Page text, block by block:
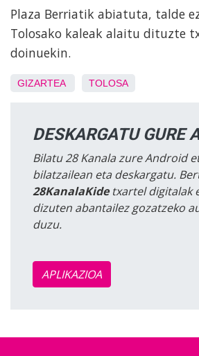
Plaza Berriatik abiatuta, talde
Tolosako kaleak alaitu dituzte
doinuekin.
GIZARTEA TOLOSA
DESKARGATU GURE
Bilatu 28 Kanala zure Android
bilatzailean eta deskargatu.
28KanalaKidetxartel digitalak
dizuten abantailez gozatzeko
duzu.
APLIKAZIOA